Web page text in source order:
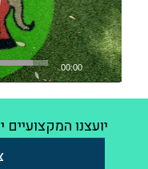
00:00
יועצנו